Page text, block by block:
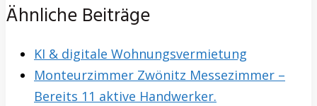
Ähnliche Beiträge
KI & digitale Wohnungsvermietung
Monteurzimmer Zwönitz Messezimmer –
Bereits 11 aktive Handwerker.